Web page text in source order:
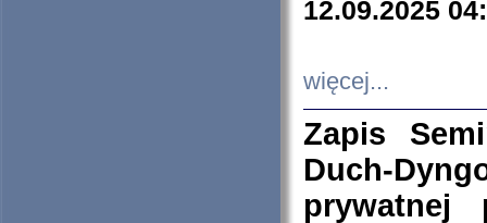
12.09.2025
więcej...
Zapis
Duch-
prywatnej